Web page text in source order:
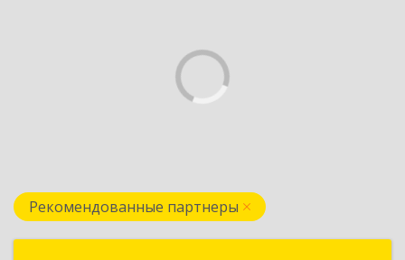
Рекомендованные партнеры